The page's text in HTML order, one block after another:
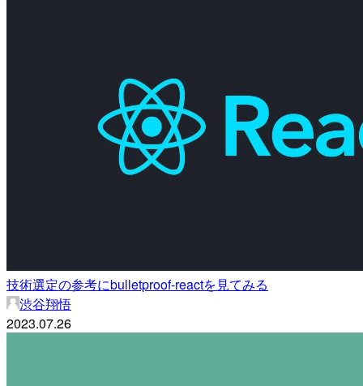
技術選定の参考にbulletproof-reactを見てみる
渋谷翔悟
2023.07.26